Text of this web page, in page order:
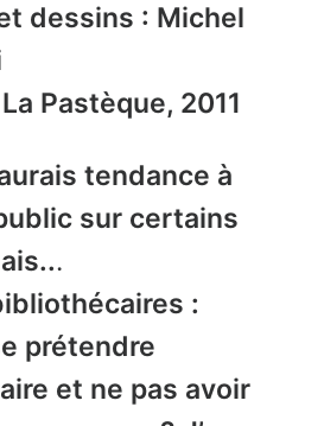
dessins : Michel
Pastèque, 2011
tendance à
sur certains
.
:
prétendre
et ne pas avoir